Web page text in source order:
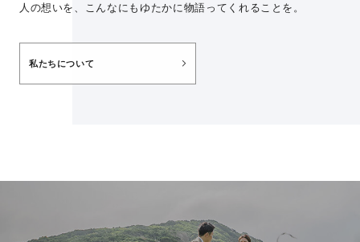
人の想いを、こんなにもゆたかに物語ってくれることを。
私たちについて